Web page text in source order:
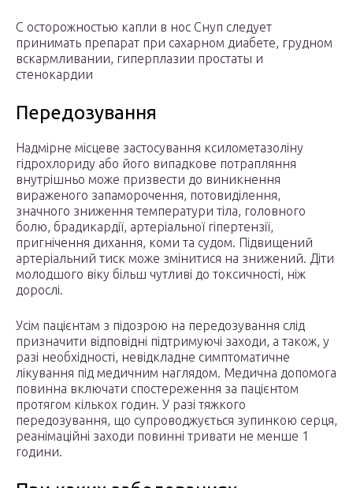
С осторожностью капли в нос Снуп следует
принимать препарат при сахарном диабете, грудном
вскармливании, гиперплазии простаты и
стенокардии
Передозування
Надмірне місцеве застосування ксилометазоліну
гідрохлориду або його випадкове потрапляння
внутрішньо може призвести до виникнення
вираженого запаморочення, потовиділення,
значного зниження температури тіла, головного
болю, брадикардії, артеріальної гіпертензії,
пригнічення дихання, коми та судом. Підвищений
артеріальний тиск може змінитися на знижений. Діти
молодшого віку більш чутливі до токсичності, ніж
дорослі.
Усім пацієнтам з підозрою на передозування слід
призначити відповідні підтримуючі заходи, а також, у
разі необхідності, невідкладне симптоматичне
лікування під медичним наглядом. Медична допомога
повинна включати спостереження за пацієнтом
протягом кількох годин. У разі тяжкого
передозування, що супроводжується зупинкою серця,
реанімаційні заходи повинні тривати не менше 1
години.